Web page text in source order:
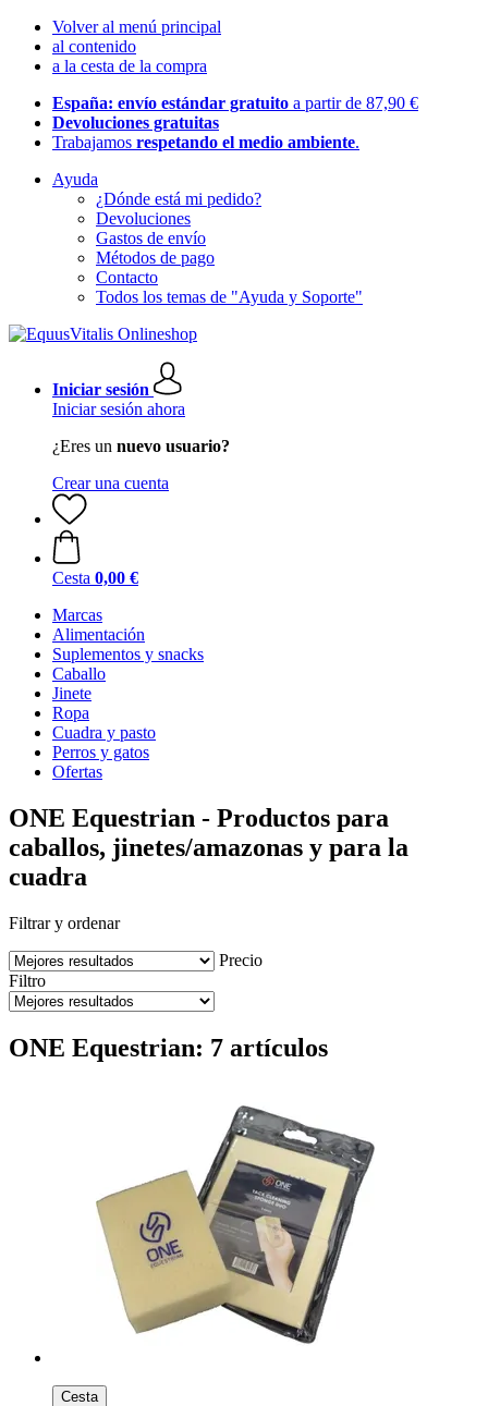
Volver al menú principal
al contenido
a la cesta de la compra
España: envío estándar gratuito a partir de 87,90 €
Devoluciones gratuitas
Trabajamos respetando el medio ambiente.
Ayuda
¿Dónde está mi pedido?
Devoluciones
Gastos de envío
Métodos de pago
Contacto
Todos los temas de "Ayuda y Soporte"
Iniciar sesión
Iniciar sesión ahora
¿Eres un nuevo usuario?
Crear una cuenta
Cesta 0,00 €
Marcas
Alimentación
Suplementos y snacks
Caballo
Jinete
Ropa
Cuadra y pasto
Perros y gatos
Ofertas
ONE Equestrian - Productos para
caballos, jinetes/amazonas y para la
cuadra
Filtrar y ordenar
Precio
Filtro
ONE Equestrian: 7 artículos
Cesta